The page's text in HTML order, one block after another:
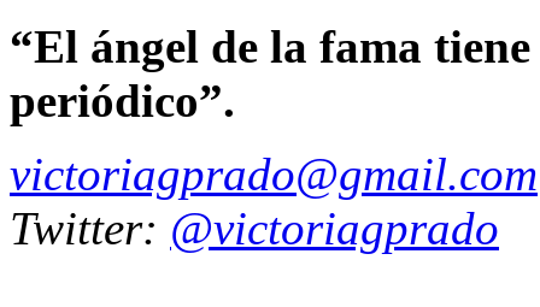
“El ángel de la fama
periódico”.
victoriagprado@gmail.com
Twitter: @victoriagprado